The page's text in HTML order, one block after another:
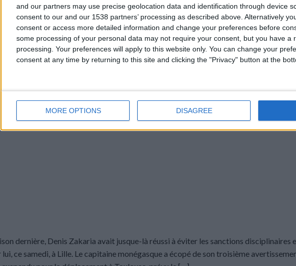
and our partners may use precise geolocation data and identification through device
consent to our and our 1538 partners’ processing as described above. Alternatively
consent or access more detailed information and change your preferences before
some processing of your personal data may not require your consent, but you have a
processing. Your preferences will apply to this website only. You can change your
consent at any time by returning to this site and clicking the "Privacy" button at the
MORE OPTIONS DISAGREE
BREAKINGS NEWS,BRÈVES
Zakaria suspendu à Toulouse
POSTÉ LE22 FÉVRIER 2025 PARDAMIEN DELLERBA
dernière, Denis Zakaria avait jusque-là réussi à éviter les sanctions disciplinaires
ce samedi, à Lille. Le capitaine monégasque a écopé de son troisième